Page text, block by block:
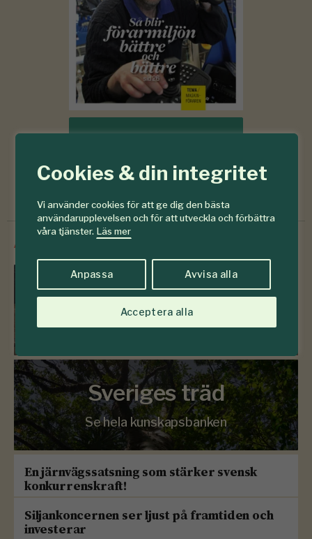
Cookies & din integritet
Vi använder cookies för att ge dig den bästa
användarupplevelsen och för att utveckla och förbättra
våra tjänster. Läs mer
Anpassa Avvisa alla
Acceptera alla
Prenumerera
/ Innehåll frånSkogsSverige
Frågelådan
783 frågor & svar om skogen
Sveriges träd
Se hela kunskapsbanken
En järnvägssatsning som stärker svensk
konkurrenskraft!
Siljankoncernen ser ljust på framtiden och
investerar